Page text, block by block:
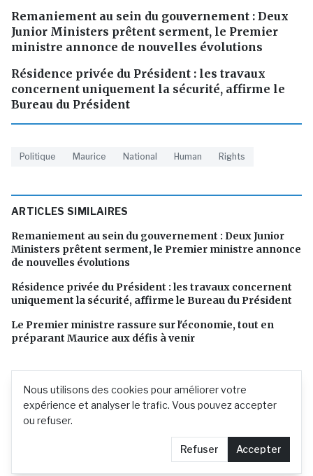
Nous utilisons des cookies pour améliorer votre
expérience et analyser le trafic. Vous pouvez accepter
ou refuser.
Refuser Accepter
Remaniement au sein du gouvernement : Deux
Junior Ministers prêtent serment, le Premier
ministre annonce de nouvelles évolutions
Résidence privée du Président : les travaux
concernent uniquement la sécurité, affirme le
Bureau du Président
Politique Maurice National Human Rights
ARTICLES SIMILAIRES
Remaniement au sein du gouvernement : Deux Junior
Ministers prêtent serment, le Premier ministre annonce
de nouvelles évolutions
Résidence privée du Président : les travaux concernent
uniquement la sécurité, affirme le Bureau du Président
Le Premier ministre rassure sur l'économie, tout en
préparant Maurice aux défis à venir